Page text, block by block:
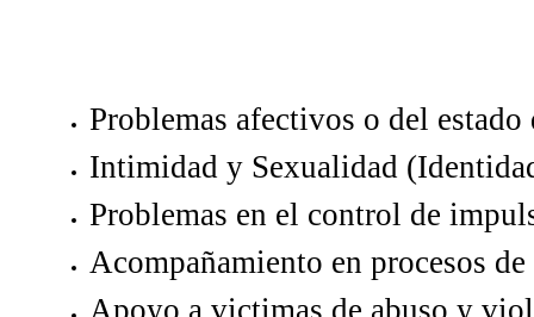
Problemas afectivos o del
Intimidad y Sexualidad
Problemas en el control de
Acompañamiento en procesos de
Apoyo a victimas de abuso y